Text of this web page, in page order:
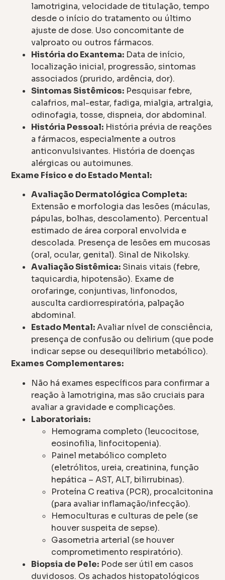
lamotrigina, velocidade de titulação, tempo
desde o início do tratamento ou último
ajuste de dose. Uso concomitante de
valproato ou outros fármacos.
História do Exantema: Data de início,
localização inicial, progressão, sintomas
associados (prurido, ardência, dor).
Sintomas Sistêmicos: Pesquisar febre,
calafrios, mal-estar, fadiga, mialgia, artralgia,
odinofagia, tosse, dispneia, dor abdominal.
História Pessoal: História prévia de reações
a fármacos, especialmente a outros
anticonvulsivantes. História de doenças
alérgicas ou autoimunes.
Exame Físico e do Estado Mental:
Avaliação Dermatológica Completa:
Extensão e morfologia das lesões (máculas,
pápulas, bolhas, descolamento). Percentual
estimado de área corporal envolvida e
descolada. Presença de lesões em mucosas
(oral, ocular, genital). Sinal de Nikolsky.
Avaliação Sistêmica: Sinais vitais (febre,
taquicardia, hipotensão). Exame de
orofaringe, conjuntivas, linfonodos,
ausculta cardiorrespiratória, palpação
abdominal.
Estado Mental:Avaliar nível de consciência,
presença de confusão ou delirium (que pode
indicar sepse ou desequilíbrio metabólico).
Exames Complementares:
Não há exames específicos para confirmar a
reação à lamotrigina, mas são cruciais para
avaliar a gravidade e complicações.
Laboratoriais:
Hemograma completo (leucocitose,
eosinofilia, linfocitopenia).
Painel metabólico completo
(eletrólitos, ureia, creatinina, função
hepática – AST, ALT, bilirrubinas).
Proteína C reativa (PCR), procalcitonina
(para avaliar inflamação/infecção).
Hemoculturas e culturas de pele (se
houver suspeita de sepse).
Gasometria arterial (se houver
comprometimento respiratório).
Biopsia de Pele: Pode ser útil em casos
duvidosos. Os achados histopatológicos